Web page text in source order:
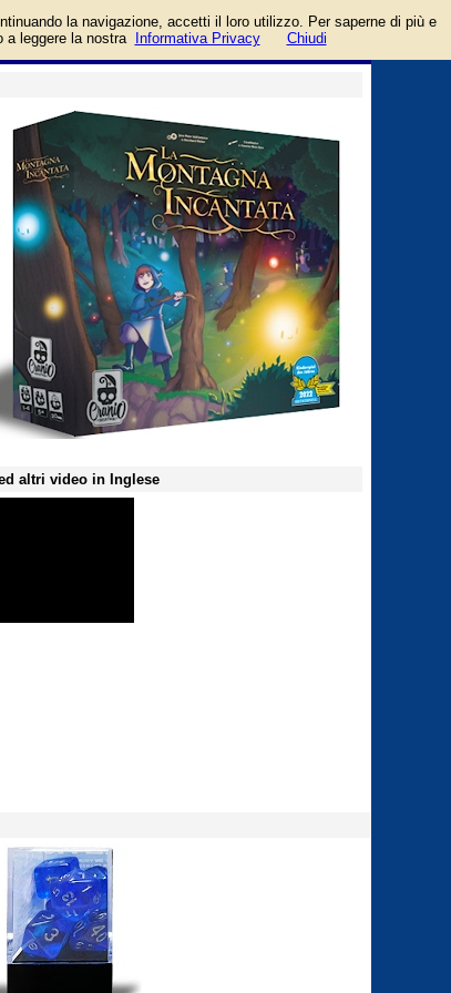
guida
altri video in Inglese
la navigazione, accetti il loro utilizzo. Per saperne di più e
a leggere la nostra
Informativa Privacy Chiudi